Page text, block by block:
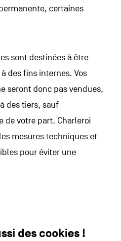
certaines
sont destinées à être
des fins internes. Vos
seront donc pas vendues,
des tiers, sauf
de votre part. Charleroi
mesures techniques et
pour éviter une
des cookies !